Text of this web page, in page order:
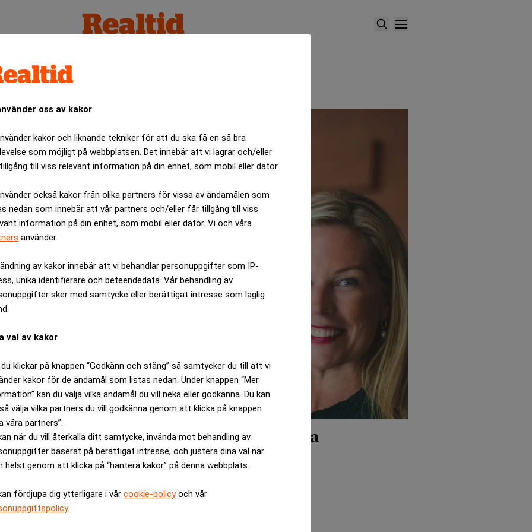
oss av kakor
kakor och liknande tekniker för att du ska få en så bra
som möjligt på webbplatsen. Det innebär att vi lagrar och/eller
till viss relevant information på din enhet, som mobil eller dator.
också kakor från olika partners för vissa av ändamålen som
nedan som innebär att vår partners och/eller får tillgång till viss
information på din enhet, som mobil eller dator. Vi och våra
använder.
av kakor innebär att vi behandlar personuppgifter som IP-
unika identifierare och beteendedata. Vår behandling av
sker med samtycke eller berättigat intresse som laglig
val av kakor
klickar på knappen “Godkänn och stäng” så samtycker du till att vi
kakor för de ändamål som listas nedan. Under knappen “Mer
kan du välja vilka ändamål du vill neka eller godkänna. Du kan
välja vilka partners du vill godkänna genom att klicka på knappen
våra partners”.
när du vill återkalla ditt samtycke, invända mot behandling av
baserat på berättigat intresse, och justera dina val när
helst genom att klicka på “hantera kakor” på denna webbplats.
fördjupa dig ytterligare i vår cookie-policyoch vår
.
Redebrant
Schibsted - går in som vd för Nyfikna